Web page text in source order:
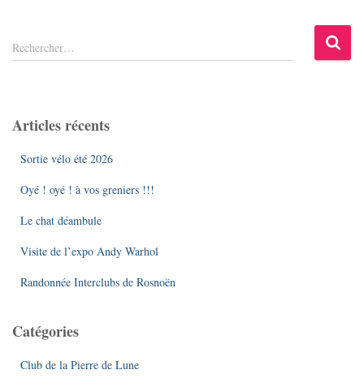
R
e
r
Rechercher…
Articles récents
Sortie vélo été 2026
Oyé ! oyé ! à vos greniers !!!
Le chat déambule
Visite de l’expo Andy Warhol
Randonnée Interclubs de Rosnoën
Catégories
Club de la Pierre de Lune